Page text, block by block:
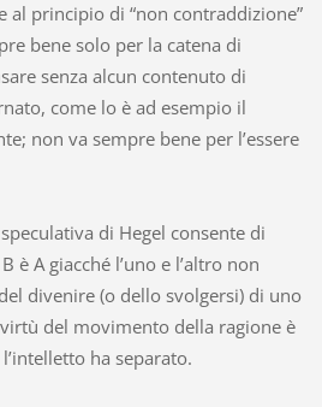
al principio di “non contraddizione”
bene solo per la catena di
senza alcun contenuto di
come lo è ad esempio il
non va sempre bene per l’essere
di Hegel consente di
è A giacché l’uno e l’altro non
divenire (o dello svolgersi) di uno
del movimento della ragione è
ha separato.